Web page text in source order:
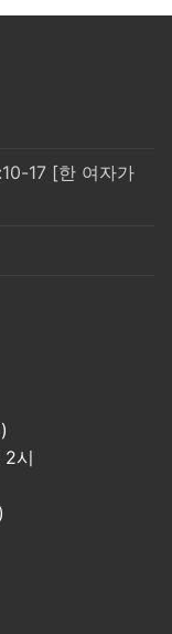
17 [한 여자가
2시